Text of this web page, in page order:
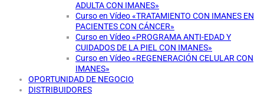
ADULTA CON IMANES»
Curso en Vídeo «TRATAMIENTO CON IMANES EN
PACIENTES CON CÁNCER»
Curso en Vídeo «PROGRAMA ANTI-EDAD Y
CUIDADOS DE LA PIEL CON IMANES»
Curso en Vídeo «REGENERACIÓN CELULAR CON
IMANES»
OPORTUNIDAD DE NEGOCIO
DISTRIBUIDORES